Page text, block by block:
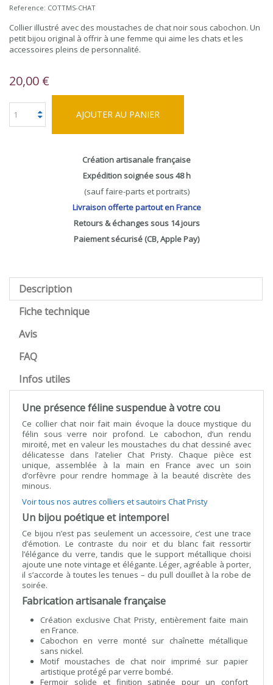
Reference: COTTMS-CHAT
Collier illustré avec des moustaches de chat noir sous cabochon. Un
petit bijou original à offrir à une femme qui aime les chats et les
accessoires pleins de personnalité.
20,00 €
AJOUTER AU PANIER
Création artisanale française
Expédition soignée sous 48 h
(sauf faire-parts et portraits)
Livraison offerte partout en France
Retours & échanges sous 14 jours
Paiement sécurisé (CB, Apple Pay)
Description
Fiche technique
Avis
FAQ
Infos utiles
Une présence féline suspendue à votre cou
Ce collier chat noir fait main évoque la douce mystique du
félin sous verre noir profond. Le cabochon, d’un rendu
miroité, met en valeur les moustaches du chat dessiné avec
délicatesse dans l’atelier Chat Pristy. Chaque pièce est
unique, assemblée à la main en France avec un soin
d’orfèvre pour rendre hommage à la beauté discrète des
minous.
Voir tous nos autres colliers et sautoirs Chat Pristy
Un bijou poétique et intemporel
Ce bijou n’est pas seulement un accessoire, c’est une trace
d’émotion. Le contraste du noir et du blanc fait ressortir
l’élégance du verre, tandis que le support métallique choisi
ajoute une note vintage et élégante. Léger, agréable à porter,
il s’accorde à toutes les tenues – du pull douillet à la robe de
soirée.
Fabrication artisanale française
Création exclusive Chat Pristy, entièrement faite main
en France.
Cabochon en verre monté sur chaînette métallique
sans nickel.
Motif moustaches de chat noir imprimé sur papier
artistique protégé par verre bombé.
Fermoir solide et finition satinée pour un confort